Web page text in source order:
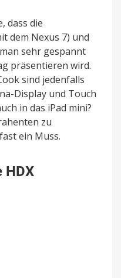
dass die
dem Nexus 7) und
sehr gespannt
präsentieren wird.
sind jedenfalls
Display und Touch
in das iPad mini?
zu
ein Muss.
HDX